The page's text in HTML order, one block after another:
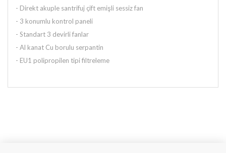
- Direkt akuple santrifuj çift emişli sessiz fan
- 3 konumlu kontrol paneli
- Standart 3 devirli fanlar
- Al kanat Cu borulu serpantin
- EU1 polipropilen tipi filtreleme